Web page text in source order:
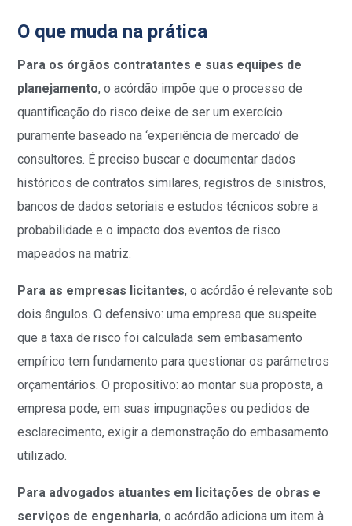
O que muda na prática
Para os órgãos contratantes e suas equipes de
planejamento, o acórdão impõe que o processo de
quantificação do risco deixe de ser um exercício
puramente baseado na ‘experiência de mercado’ de
consultores. É preciso buscar e documentar dados
históricos de contratos similares, registros de sinistros,
bancos de dados setoriais e estudos técnicos sobre a
probabilidade e o impacto dos eventos de risco
mapeados na matriz.
Para as empresas licitantes, o acórdão é relevante sob
dois ângulos. O defensivo: uma empresa que suspeite
que a taxa de risco foi calculada sem embasamento
empírico tem fundamento para questionar os parâmetros
orçamentários. O propositivo: ao montar sua proposta, a
empresa pode, em suas impugnações ou pedidos de
esclarecimento, exigir a demonstração do embasamento
utilizado.
Para advogados atuantes em licitações de obras e
serviços de engenharia, o acórdão adiciona um item à